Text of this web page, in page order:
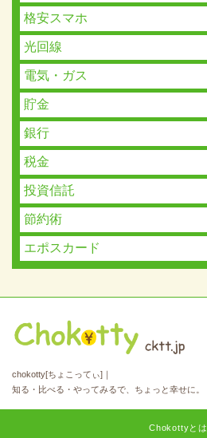
格安スマホ
光回線
電気・ガス
貯金
銀行
税金
投資信託
節約術
エポスカード
chokotty[ちょこってぃ]｜
知る・比べる・やってみるで、ちょっと幸せに。
Chokottyとは